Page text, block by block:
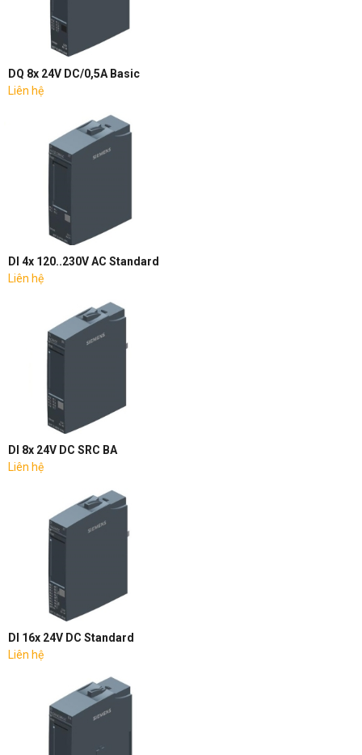
DQ 8x 24V DC/0,5A Basic
Liên hệ
DI 4x 120..230V AC Standard
Liên hệ
DI 8x 24V DC SRC BA
Liên hệ
DI 16x 24V DC Standard
Liên hệ